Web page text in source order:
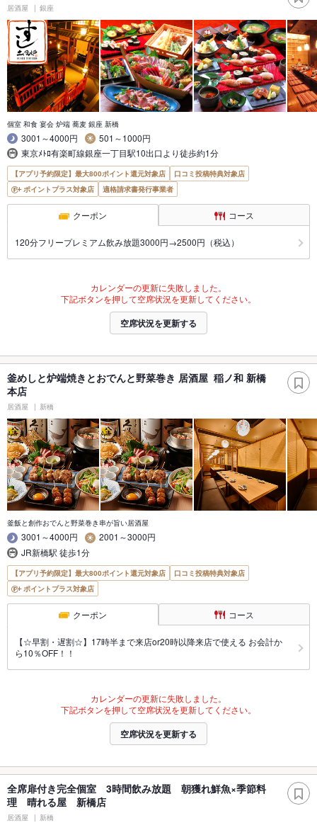
居酒屋 銀座
個室 和食 宴会 炉端 蕎麦 銀座 新橋
3001～4000円
501～1000円
東京ﾒﾄﾛ有楽町線銀座一丁目駅10出口より徒歩約1分
【アプリ予約限定】最大800ポイント還元対象店
口コミ投稿特典対象店
ポイントプラス対象店
適格請求書発行事業者
クーポン コース
120分フリープレミアム飲み放題3000円→2500円（税込）
カレンダーの更新に失敗しました。
下記ボタンを押して空席状況を更新してください。
空席状況を更新する
釜めしと炉端焼きとおでんと野菜巻き 居酒屋 稲ノ和 新橋
本店
居酒屋 新橋
釜飯と創作おでんと野菜巻き串が旨い居酒屋
3001～4000円
2001～3000円
JR新橋駅 徒歩1分
【アプリ予約限定】最大800ポイント還元対象店
口コミ投稿特典対象店
ポイントプラス対象店
クーポン コース
【☆早割・遅割☆】17時半まで来店or20時以降来店で使える お会計か
ら10％OFF！！
カレンダーの更新に失敗しました。
下記ボタンを押して空席状況を更新してください。
空席状況を更新する
全席扉付き完全個室 3時間飲み放題 朝獲れ鮮魚×季節料
理 晴れる屋 新橋店
居酒屋 新橋